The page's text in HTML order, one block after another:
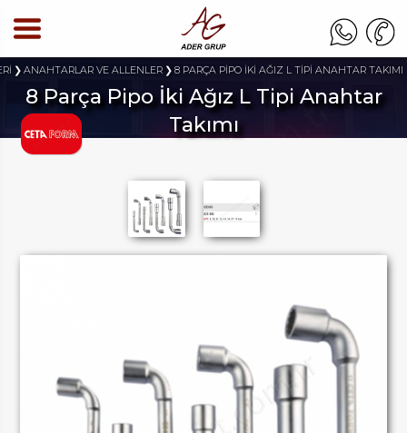
ANAHTARLAR VE ALLENLER 8 PARÇA PİPO İKİ AĞIZ L TİPİ ANAHTAR TAKIMI
8 Parça Pipo İki Ağız L Tipi Anahtar
Takımı